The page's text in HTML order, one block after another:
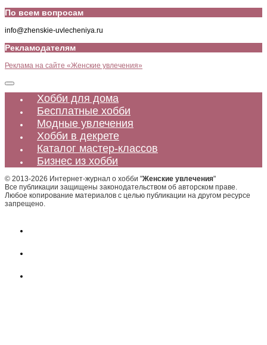
По всем вопросам
info@zhenskie-uvlecheniya.ru
Рекламодателям
Реклама на сайте «Женские увлечения»
Хобби для дома
Бесплатные хобби
Модные увлечения
Хобби в декрете
Каталог мастер-классов
Бизнес из хобби
© 2013-2026 Интернет-журнал о хобби "Женские увлечения"
Все публикации защищены законодательством об авторском праве.
Любое копирование материалов с целью публикации на другом ресурсе
запрещено.